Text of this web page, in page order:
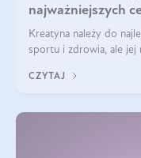
najważniejszych
Kreatyna należy do
sportu i zdrowia, ale jej
przyglądamy się temu,
CZYTAJ